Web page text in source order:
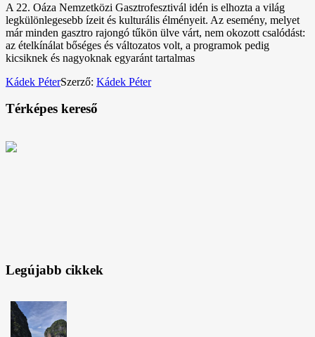
A 22. Oáza Nemzetközi Gasztrofesztivál idén is elhozta a világ
legkülönlegesebb ízeit és kulturális élményeit. Az esemény, melyet
már minden gasztro rajongó tűkön ülve várt, nem okozott csalódást:
az ételkínálat bőséges és változatos volt, a programok pedig
kicsiknek és nagyoknak egyaránt tartalmas
Kádek PéterSzerző: Kádek Péter
Térképes kereső
Legújabb cikkek